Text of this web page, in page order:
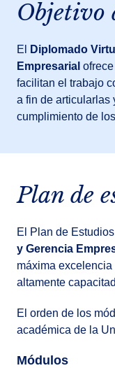
Objetivo
El
Diplomado
Empresarial
facilitan el trabajo
a fin de articularlas
cumplimiento de
Plan de
El Plan de Estudios
y Gerencia
máxima
altamente
El orden de los
académica de la
Módulos